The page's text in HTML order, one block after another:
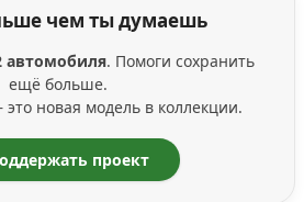
чем ты думаешь
автомобиля. Помоги сохранить
ещё больше.
новая модель в коллекции.
проект